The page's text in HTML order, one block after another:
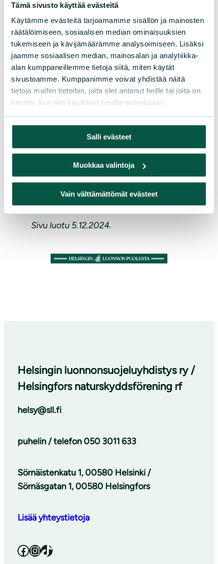
Tämä sivusto käyttää evästeitä
Käytämme evästeitä tarjoamamme sisällön ja mainosten
räätälöimiseen, sosiaalisen median ominaisuuksien
tukemiseen ja kävijämäärämme analysoimiseen. Lisäksi
jaamme sosiaalisen median, mainosalan ja analytiikka-
alan kumppaneillemme tietoja siitä, miten käytät
sivustoamme. Kumppanimme voivat yhdistää näitä
tietoja muihin tietoihin, joita olet antanut heille tai joita on
kerätty, kun olet käyttänyt heidän palvelujaan.
Salli evästeet
Muokkaa valintoja
Vain välttämättömät evästeet
paino- ja hankintakuluihin
markkinointi- ja matkakuluihin
palkkioihin ja palkkoihin
tapahtumien, projektien ja
talkoiden järjestämiseen
tarvittaviin ruoka-, tarvike- ja
kalustehankintoihin sekä laite-,
kaluste- ja tapahtumatilavuokriin
kustannukset aiheutuvat
yksinomaan yleishyödyllisestä
toiminnasta.
Lisätietoja: helsy(ät)sll.fi
Sivu luotu 5.12.2024.
Helsingin luonnonsuojeluyhdistys ry /
Helsingfors naturskyddsförening rf
helsy@sll.fi
puhelin / telefon050 3011 633
Sörnäistenkatu 1, 00580 Helsinki /
Sörnäsgatan 1, 00580 Helsingfors
Lisää yhteystietoja
Facebook InstagramTikTok